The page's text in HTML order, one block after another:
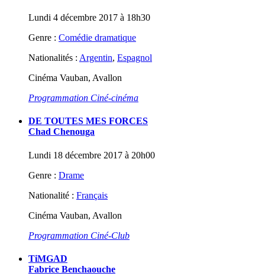
Lundi 4 décembre 2017 à 18h30
Genre : Comédie dramatique
Nationalités : Argentin, Espagnol
Cinéma Vauban, Avallon
Programmation Ciné-cinéma
DE TOUTES MES FORCES
Chad Chenouga
Lundi 18 décembre 2017 à 20h00
Genre : Drame
Nationalité : Français
Cinéma Vauban, Avallon
Programmation Ciné-Club
TiMGAD
Fabrice Benchaouche